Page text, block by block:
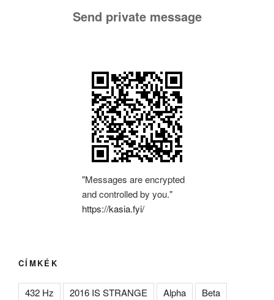
Send private message
"Messages are encrypted
and controlled by you."
https://kasia.fyi/
CÍMKÉK
432 Hz 2016 IS STRANGE Alpha
Beta